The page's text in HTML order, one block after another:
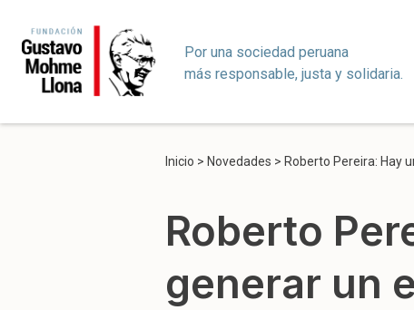
Por una sociedad peruana
más responsable, justa y solidaria.
Inicio > Novedades > Roberto Pereira: Hay
Roberto
generar un